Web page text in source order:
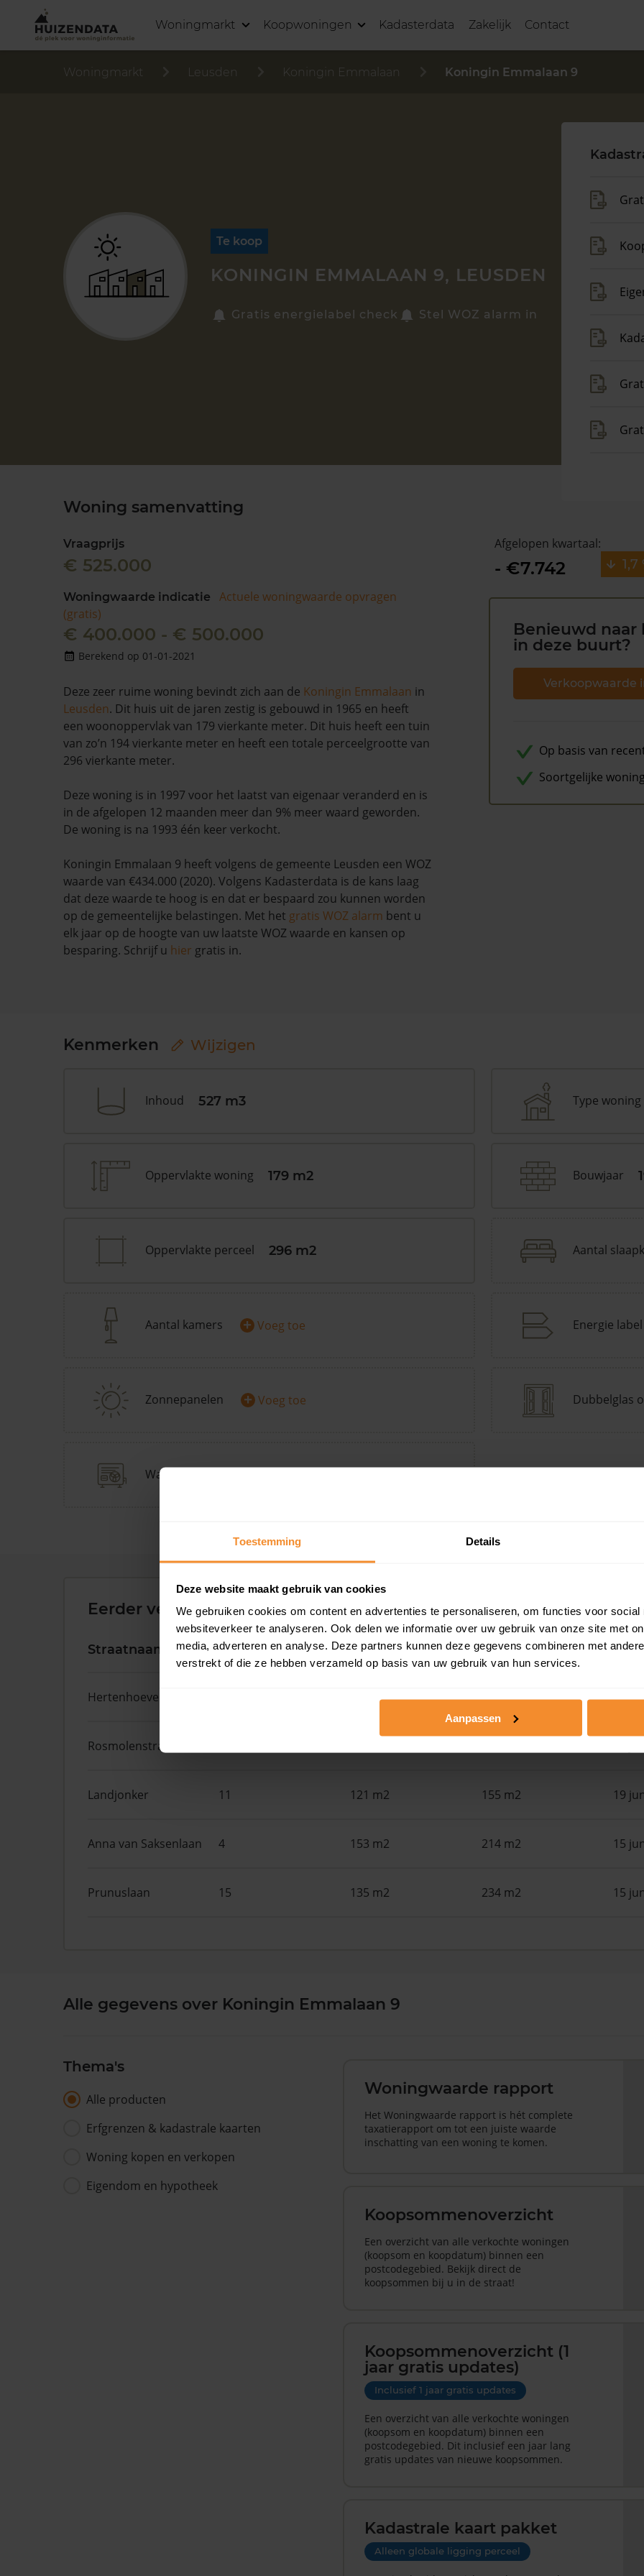
Toestemming Details
Deze website maakt gebruik van cookies
We gebruiken cookies om content en advertenties te personaliseren, om functies voor social
websiteverkeer te analyseren. Ook delen we informatie over uw gebruik van onze site met
media, adverteren en analyse. Deze partners kunnen deze gegevens combineren met
verstrekt of die ze hebben verzameld op basis van uw gebruik van hun services.
Aanpassen
Woningmarkt Koopwoningen Kadasterdata Zakelijk Contact
Woningmarkt Leusden Koningin Emmalaan Koningin Emmalaan 9
Te koop
KONINGIN EMMALAAN 9, LEUSDEN
Gratis energielabel check Stel WOZ alarm in
Woning samenvatting
Vraagprijs
€ 525.000
Woningwaarde indicatie
Actuele woningwaarde opvragen
(gratis)
€ 400.000 - € 500.000
Berekend op 01-01-2021
Deze zeer ruime woning bevindt zich aan de Koningin Emmalaan in
Leusden. Dit huis uit de jaren zestig is gebouwd in 1965 en heeft
een woonoppervlak van 179 vierkante meter. Dit huis heeft een tuin
van zo’n 194 vierkante meter en heeft een totale perceelgrootte van
296 vierkante meter.
Deze woning is in 1997 voor het laatst van eigenaar veranderd en is
in de afgelopen 12 maanden meer dan 9% meer waard geworden.
De woning is na 1993 één keer verkocht.
Koningin Emmalaan 9 heeft volgens de gemeente Leusden een WOZ
waarde van €434.000 (2020). Volgens Kadasterdata is de kans laag
dat deze waarde te hoog is en dat er bespaard zou kunnen worden
op de gemeentelijke belastingen. Met het gratis WOZ alarm bent u
elk jaar op de hoogte van uw laatste WOZ waarde en kansen op
besparing. Schrijf u hier gratis in.
Afgelopen kwartaal:
- €7.742 1,7
Benieuwd naar
in deze buurt?
Verkoopwaarde
Op basis van
Soortgelijke
Kenmerken Wijzigen
Inhoud 527 m3 Type woning
Oppervlakte woning 179 m2 Bouwjaar
Oppervlakte perceel 296 m2 Aantal
Aantal kamers + Voeg toe Energie label
Zonnepanelen + Voeg toe Dubbelglas
Warmtepomp
Eerder verkochte woningen in de buurt
Straatnaam Huisnr. Woonoppervlak Perceel
Hertenhoeve 104 m2 135 m2 25
Rosmolenstraat
Landjonker 11 121 m2 155 m2 19
Anna van Saksenlaan 4 153 m2 214 m2 15
Prunuslaan 15 135 m2 234 m2 15
Alle gegevens over Koningin Emmalaan 9
Thema's
Alle producten
Erfgrenzen & kadastrale kaarten
Woning kopen en verkopen
Eigendom en hypotheek
Woningwaarde rapport
Het Woningwaarde rapport is hét complete
taxatierapport om tot een juiste waarde
inschatting van een woning te komen.
Koopsommenoverzicht
Een overzicht van alle verkochte woningen
(koopsom en koopdatum) binnen een
postcodegebied. Bekijk direct de
koopsommen bij u in de straat!
Koopsommenoverzicht (1
jaar gratis updates)
Inclusief 1 jaar gratis updates
Een overzicht van alle verkochte woningen
(koopsom en koopdatum) binnen een
postcodegebied. Dit inclusief een jaar lang
gratis updates van nieuwe koopsommen.
Kadastrale kaart pakket
Alleen globale ligging perceel